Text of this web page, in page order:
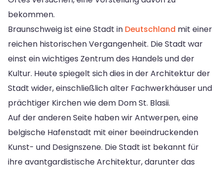
bekommen.
Braunschweig ist eine Stadt in Deutschland mit einer
reichen historischen Vergangenheit. Die Stadt war
einst ein wichtiges Zentrum des Handels und der
Kultur. Heute spiegelt sich dies in der Architektur der
Stadt wider, einschließlich alter Fachwerkhäuser und
prächtiger Kirchen wie dem Dom St. Blasii.
Auf der anderen Seite haben wir Antwerpen, eine
belgische Hafenstadt mit einer beeindruckenden
Kunst- und Designszene. Die Stadt ist bekannt für
ihre avantgardistische Architektur, darunter das